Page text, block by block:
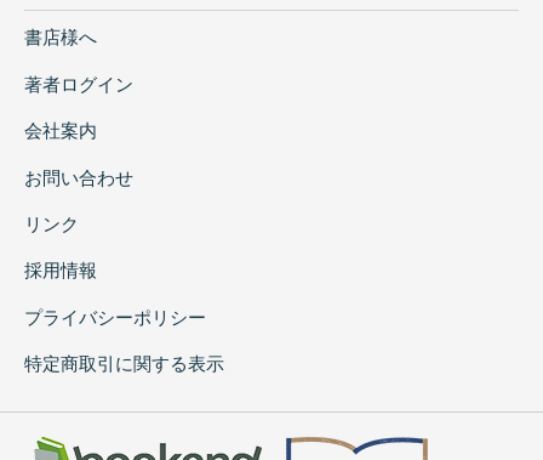
書店様へ
著者ログイン
会社案内
お問い合わせ
リンク
採用情報
プライバシーポリシー
特定商取引に関する表示